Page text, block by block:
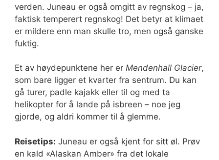
verden. Juneau er også omgitt av regnskog – ja,
faktisk temperert regnskog! Det betyr at klimaet
er mildere enn man skulle tro, men også ganske
fuktig.
Et av høydepunktene her er Mendenhall Glacier,
som bare ligger et kvarter fra sentrum. Du kan
gå turer, padle kajakk eller til og med ta
helikopter for å lande på isbreen – noe jeg
gjorde, og aldri kommer til å glemme.
Reisetips: Juneau er også kjent for sitt øl. Prøv
en kald «Alaskan Amber» fra det lokale